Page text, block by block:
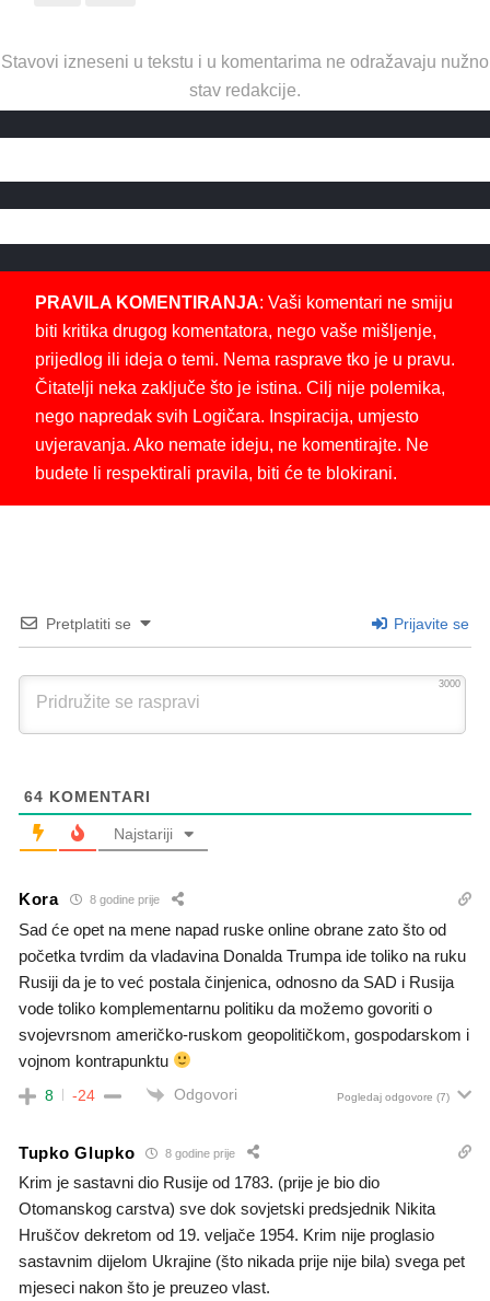
Stavovi izneseni u tekstu i u komentarima ne odražavaju nužno
stav redakcije.
PRAVILA KOMENTIRANJA: Vaši komentari ne smiju
biti kritika drugog komentatora, nego vaše mišljenje,
prijedlog ili ideja o temi. Nema rasprave tko je u pravu.
Čitatelji neka zaključe što je istina. Cilj nije polemika,
nego napredak svih Logičara. Inspiracija, umjesto
uvjeravanja. Ako nemate ideju, ne komentirajte. Ne
budete li respektirali pravila, biti će te blokirani.
Pretplatiti se Prijavite se
3000
64 KOMENTARI
Najstariji
Kora 8 godine prije
Sad će opet na mene napad ruske online obrane zato što od
početka tvrdim da vladavina Donalda Trumpa ide toliko na ruku
Rusiji da je to već postala činjenica, odnosno da SAD i Rusija
vode toliko komplementarnu politiku da možemo govoriti o
svojevrsnom američko-ruskom geopolitičkom, gospodarskom i
vojnom kontrapunktu
8 -24 Odgovori Pogledaj odgovore (7)
Tupko Glupko 8 godine prije
Krim je sastavni dio Rusije od 1783. (prije je bio dio
Otomanskog carstva) sve dok sovjetski predsjednik Nikita
Hruščov dekretom od 19. veljače 1954. Krim nije proglasio
sastavnim dijelom Ukrajine (što nikada prije nije bila) svega pet
mjeseci nakon što je preuzeo vlast.